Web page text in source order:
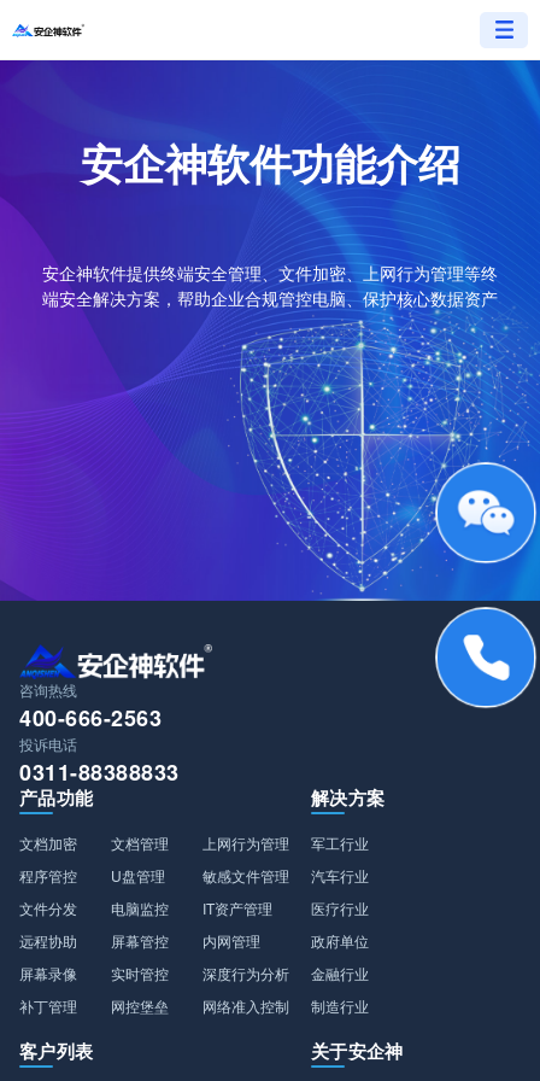
安企神软件功能介绍
安企神软件提供终端安全管理、文件加密、上网行为管理等终
端安全解决方案，帮助企业合规管控电脑、保护核心数据资产
咨询热线
400-666-2563
投诉电话
0311-88388833
产品功能
文档加密
程序管控
文件分发
远程协助
屏幕录像
补丁管理
文档管理
U盘管理
电脑监控
屏幕管控
实时管控
网控堡垒
上网行为管理
敏感文件管理
IT资产管理
内网管理
深度行为分析
网络准入控制
解决方案
军工行业
汽车行业
医疗行业
政府单位
金融行业
制造行业
客户列表 关于安企神